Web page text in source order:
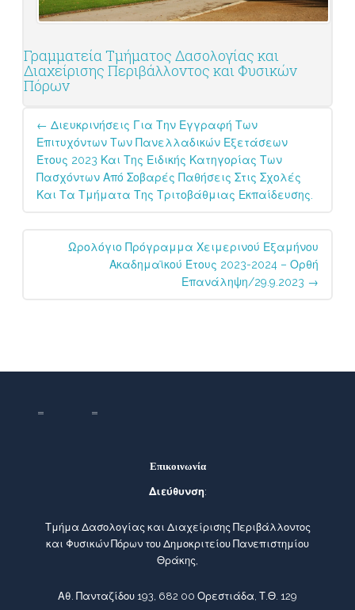
Γραμματεία Τμήματος Δασολογίας και
Διαχείρισης Περιβάλλοντος και Φυσικών
Πόρων
Post
navigation
← Διευκρινήσεις Για Την Εγγραφή Των
Επιτυχόντων Των Πανελλαδικών Εξετάσεων
Έτους 2023 Και Της Ειδικής Κατηγορίας Των
Πασχόντων Από Σοβαρές Παθήσεις Στις Σχολές
Και Τα Τμήματα Της Τριτοβάθμιας Εκπαίδευσης.
Ωρολόγιο Πρόγραμμα Χειμερινού Εξαμήνου
Ακαδημαϊκού Έτους 2023-2024 – Ορθή
Επανάληψη/29.9.2023 →
Επικοινωνία
Διεύθυνση:
Τμήμα Δασολογίας και Διαχείρισης Περιβάλλοντος
και Φυσικών Πόρων του Δημοκριτείου Πανεπιστημίου
Θράκης,
Αθ. Πανταζίδου 193, 682 00 Ορεστιάδα, Τ.Θ. 129